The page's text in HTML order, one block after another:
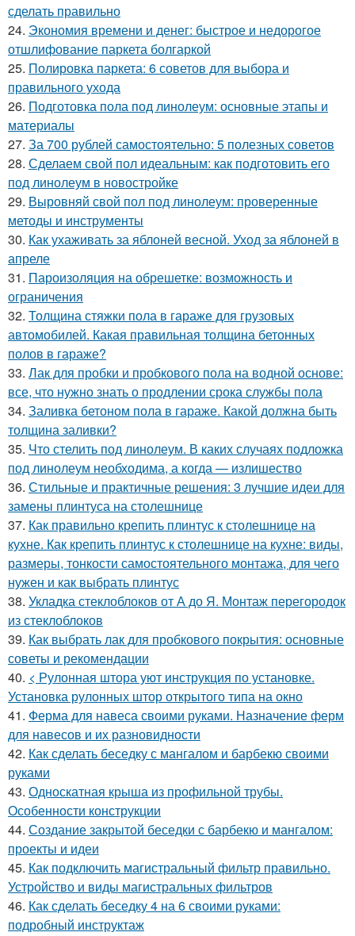
сделать правильно
24. Экономия времени и денег: быстрое и недорогое
отшлифование паркета болгаркой
25. Полировка паркета: 6 советов для выбора и
правильного ухода
26. Подготовка пола под линолеум: основные этапы и
материалы
27. За 700 рублей самостоятельно: 5 полезных советов
28. Сделаем свой пол идеальным: как подготовить его
под линолеум в новостройке
29. Выровняй свой пол под линолеум: проверенные
методы и инструменты
30. Как ухаживать за яблоней весной. Уход за яблоней в
апреле
31. Пароизоляция на обрешетке: возможность и
ограничения
32. Толщина стяжки пола в гараже для грузовых
автомобилей. Какая правильная толщина бетонных
полов в гараже?
33. Лак для пробки и пробкового пола на водной основе:
все, что нужно знать о продлении срока службы пола
34. Заливка бетоном пола в гараже. Какой должна быть
толщина заливки?
35. Что стелить под линолеум. В каких случаях подложка
под линолеум необходима, а когда — излишество
36. Стильные и практичные решения: 3 лучшие идеи для
замены плинтуса на столешнице
37. Как правильно крепить плинтус к столешнице на
кухне. Как крепить плинтус к столешнице на кухне: виды,
размеры, тонкости самостоятельного монтажа, для чего
нужен и как выбрать плинтус
38. Укладка стеклоблоков от А до Я. Монтаж перегородок
из стеклоблоков
39. Как выбрать лак для пробкового покрытия: основные
советы и рекомендации
40. < Рулонная штора уют инструкция по установке.
Установка рулонных штор открытого типа на окно
41. Ферма для навеса своими руками. Назначение ферм
для навесов и их разновидности
42. Как сделать беседку с мангалом и барбекю своими
руками
43. Односкатная крыша из профильной трубы.
Особенности конструкции
44. Создание закрытой беседки с барбекю и мангалом:
проекты и идеи
45. Как подключить магистральный фильтр правильно.
Устройство и виды магистральных фильтров
46. Как сделать беседку 4 на 6 своими руками:
подробный инструктаж